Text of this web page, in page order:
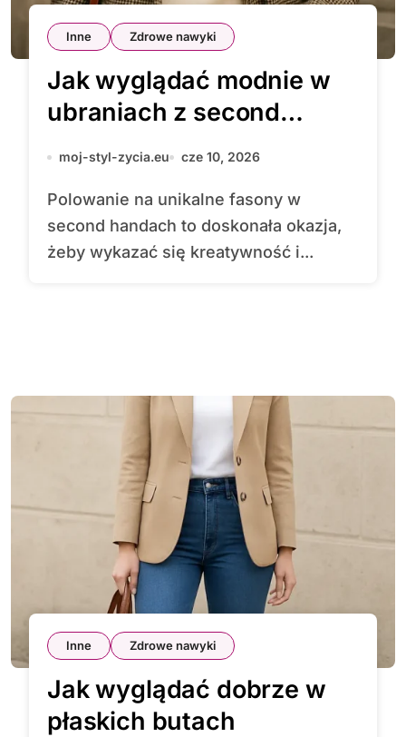
Inne Zdrowe nawyki
Jak wyglądać modnie w
ubraniach z second
handu
moj-styl-zycia.eu cze 10, 2026
Polowanie na unikalne fasony w
second handach to doskonała okazja,
żeby wykazać się kreatywność i...
Inne Zdrowe nawyki
Jak wyglądać dobrze w
płaskich butach